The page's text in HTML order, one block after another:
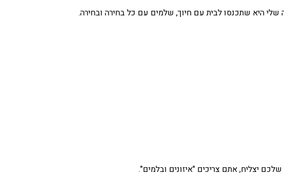
היא שתכנסו לבית עם חיוך, שלמים עם כל בחירה ובחירה.
יצליח, אתם צריכים "איזונים ובלמים".